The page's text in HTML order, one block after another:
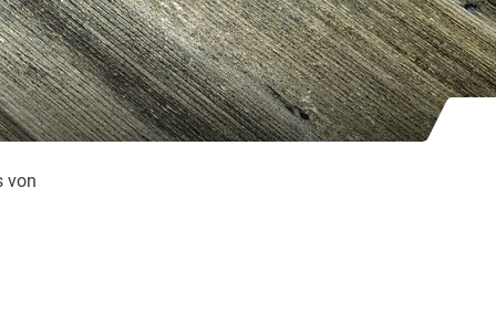
von